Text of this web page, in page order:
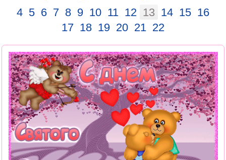
4 5 6 7 8 9 10 11 12 13 14 15 16
17 18 19 20 21 22